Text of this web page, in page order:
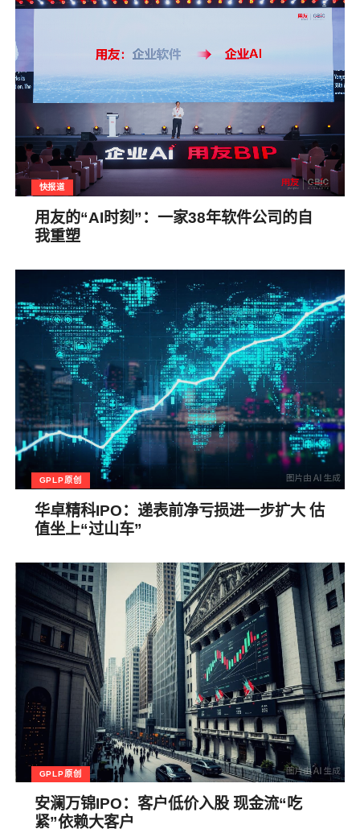
快报道
用友的“AI时刻”：一家38年软件公司的自
我重塑
GPLP原创
华卓精科IPO：递表前净亏损进一步扩大 估
值坐上“过山车”
GPLP原创
安澜万锦IPO：客户低价入股 现金流“吃
紧”依赖大客户